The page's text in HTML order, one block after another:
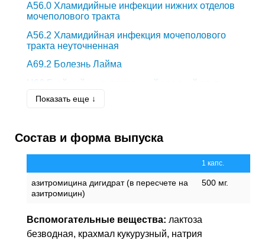
A56.0 Хламидийные инфекции нижних отделов
мочеполового тракта
A56.2 Хламидийная инфекция мочеполового
тракта неуточненная
A69.2 Болезнь Лайма
H66 Гнойный и неуточненный средний отит
H66.9Средний отит неуточненный
J02Острый фарингит
J03Острый тонзиллит [ангина]
агранулоцитарная)
путей множественной и неуточненной
Показать еще ↓
Состав и форма выпуска
1 капс.
азитромицина дигидрат (в пересчете на
азитромицин)
500 мг.
Вспомогательные вещества: лактоза
безводная, крахмал кукурузный, натрия